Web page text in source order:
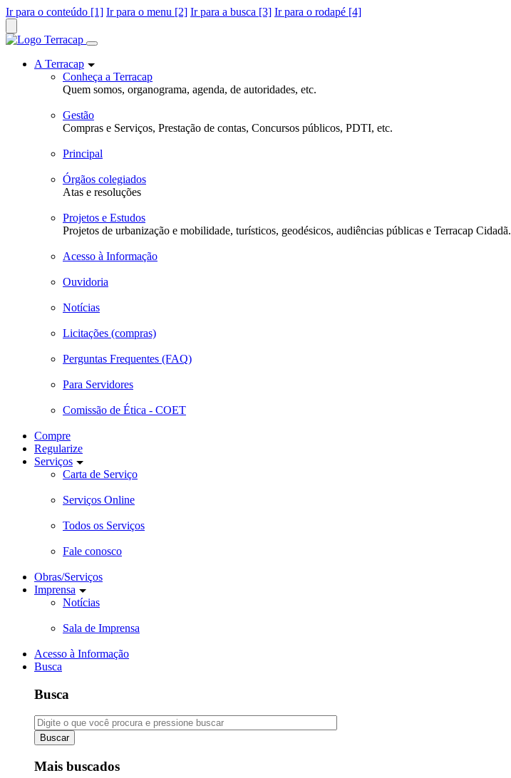
Ir para o conteúdo [1] Ir para o menu [2] Ir para a busca [3] Ir para o rodapé [4]
A Terracap
Conheça a Terracap
Quem somos, organograma, agenda, de autoridades, etc.
Gestão
Compras e Serviços, Prestação de contas, Concursos públicos, PDTI, etc.
Principal
Órgãos colegiados
Atas e resoluções
Projetos e Estudos
Projetos de urbanização e mobilidade, turísticos, geodésicos, audiências públicas e Terracap Cidadã.
Acesso à Informação
Ouvidoria
Notícias
Licitações (compras)
Perguntas Frequentes (FAQ)
Para Servidores
Comissão de Ética - COET
Compre
Regularize
Serviços
Carta de Serviço
Serviços Online
Todos os Serviços
Fale conosco
Obras/Serviços
Imprensa
Notícias
Sala de Imprensa
Acesso à Informação
Busca
Busca
Buscar
Mais buscados